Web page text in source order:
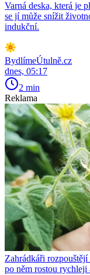
Varná deska, která je
se jí může snížit
indukční.
BydlímeÚtulně.cz
dnes, 05:17
2 min
Reklama
Zahrádkáři
po něm rostou